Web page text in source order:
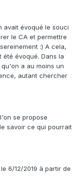
avait évoqué le souci
le CA et permettre
:) A cela,
évoqué. Dans la
a au moins un
autant chercher
se propose
savoir ce qui pourrait
6/12/2019 à partir de